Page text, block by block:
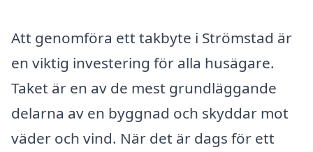
Att genomföra ett takbyte i Strömstad är
en viktig investering för alla husägare.
Taket är en av de mest grundläggande
delarna av en byggnad och skyddar mot
väder och vind. När det är dags för ett